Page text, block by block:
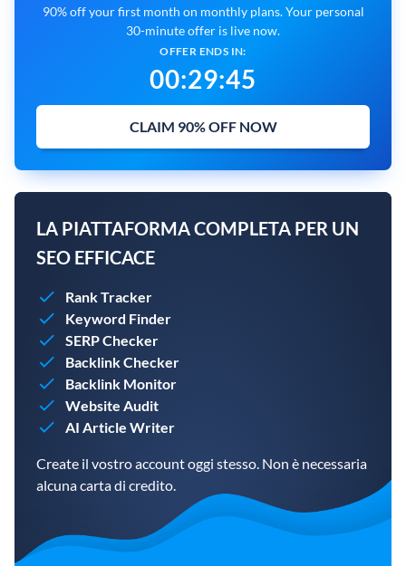
90% off your first month on monthly plans. Your personal
30-minute offer is live now.
OFFER ENDS IN:
00:29:44
CLAIM 90% OFF NOW
LA PIATTAFORMA COMPLETA PER UN
SEO EFFICACE
Rank Tracker
Keyword Finder
SERP Checker
Backlink Checker
Backlink Monitor
Website Audit
AI Article Writer
Create il vostro account oggi stesso. Non è necessaria
alcuna carta di credito.